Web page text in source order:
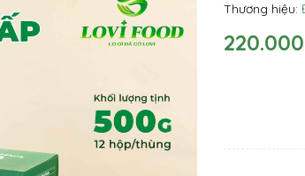
Thương hiệu: